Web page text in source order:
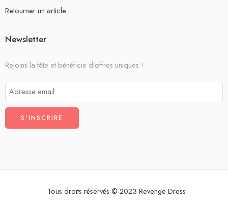
Retourner un article
Newsletter
Rejoins la fête et bénéficie d’offres uniques !
Tous droits réservés © 2023 Revenge Dress